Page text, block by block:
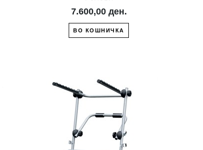
7.600,00 ден.
ВО КОШНИЧКА